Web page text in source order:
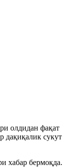
олдидан фақат
дақиқалик сукут
хабар бермоқда.